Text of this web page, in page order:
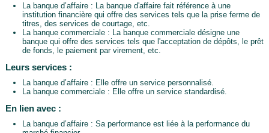
La banque d’affaire : La banque d'affaire fait référence à une
institution financière qui offre des services tels que la prise ferme de
titres, des services de courtage, etc.
La banque commerciale : La banque commerciale désigne une
banque qui offre des services tels que l'acceptation de dépôts, le prêt
de fonds, le paiement par virement, etc.
Leurs services :
La banque d’affaire : Elle offre un service personnalisé.
La banque commerciale : Elle offre un service standardisé.
En lien avec :
La banque d’affaire : Sa performance est liée à la performance du